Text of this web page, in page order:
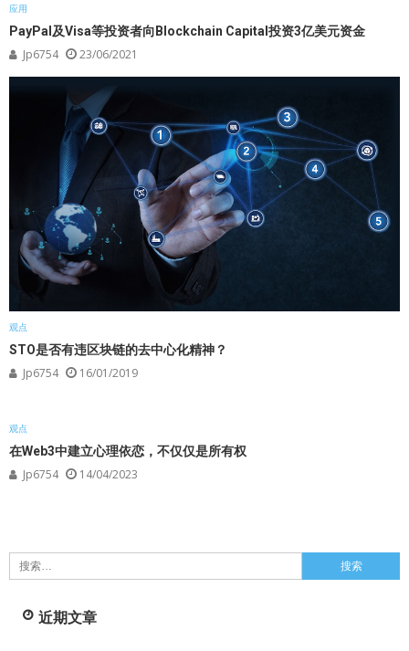
应用
PayPal及Visa等投资者向Blockchain Capital投资3亿美元资金
Jp6754 23/06/2021
观点
STO是否有违区块链的去中心化精神？
Jp6754 16/01/2019
观点
在Web3中建立心理依恋，不仅仅是所有权
Jp6754 14/04/2023
搜
索：
近期文章